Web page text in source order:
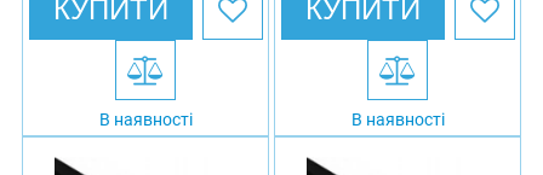
КУПИТИ
В наявності
КУПИТИ
В наявності